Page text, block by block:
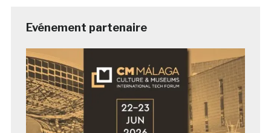
Evénement partenaire